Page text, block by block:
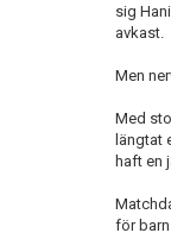
sig
avkast.
Men
Med
längtat
haft en
för